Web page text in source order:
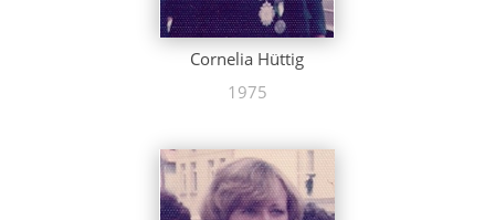
Cornelia Hüttig
1975